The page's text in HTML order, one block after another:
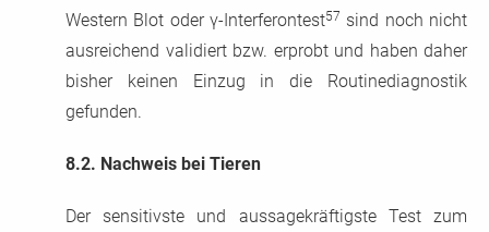
Western Blot oder γ-Interferontest57 sind noch nicht
ausreichend validiert bzw. erprobt und haben daher
bisher keinen Einzug in die Routinediagnostik
gefunden.
8.2. Nachweis bei Tieren
Der sensitivste und aussagekräftigste Test zum